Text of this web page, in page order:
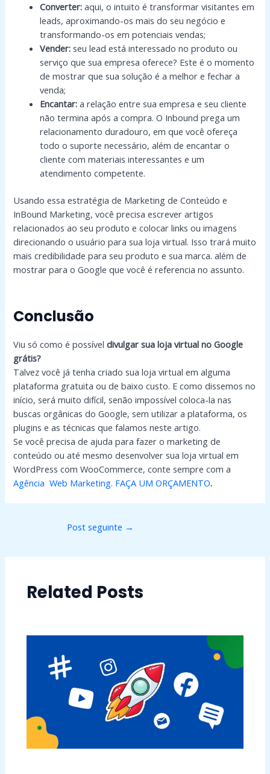
Converter:aqui, o intuito é transformar visitantes em
leads, aproximando-os mais do seu negócio e
transformando-os em potenciais vendas;
Vender: seu lead está interessado no produto ou
serviço que sua empresa oferece? Este é o momento
de mostrar que sua solução é a melhor e fechar a
venda;
Encantar: a relação entre sua empresa e seu cliente
não termina após a compra. O Inbound prega um
relacionamento duradouro, em que você ofereça
todo o suporte necessário, além de encantar o
cliente com materiais interessantes e um
atendimento competente.
Usando essa estratégia de Marketing de Conteúdo e
InBound Marketing, você precisa escrever artigos
relacionados ao seu produto e colocar links ou imagens
direcionando o usuário para sua loja virtual. Isso trará muito
mais credibilidade para seu produto e sua marca. além de
mostrar para o Google que você é referencia no assunto.
Conclusão
Viu só como é possíveldivulgar sua loja virtual no Google
grátis?
Talvez você já tenha criado sua loja virtual em alguma
plataforma gratuita ou de baixo custo. E como dissemos no
início, será muito difícil, senão impossível coloca-la nas
buscas orgânicas do Google, sem utilizar a plataforma, os
plugins e as técnicas que falamos neste artigo.
Se você precisa de ajuda para fazer o marketing de
conteúdo ou até mesmo desenvolver sua loja virtual em
WordPress com WooCommerce, conte sempre com a
Agência Web Marketing. FAÇA UM ORÇAMENTO.
Post seguinte →
Related Posts